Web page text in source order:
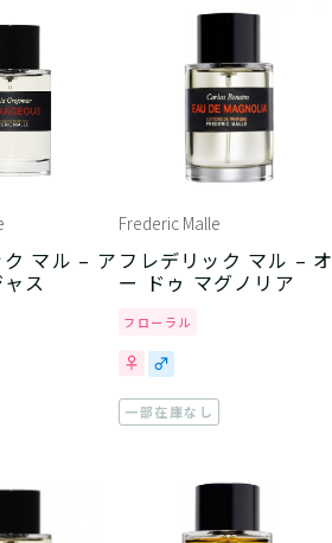
マル – ア
ス
Frederic Malle
フレデリック マル – オ
ー ドゥ マグノリア
フローラル
一部在庫なし